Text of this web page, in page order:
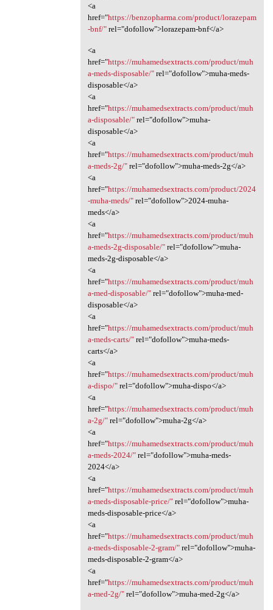
<a
href="https://benzopharma.com/product/lorazepam
-bnf/"rel="dofollow">lorazepam-bnf</a>
<a
href="https://muhamedsextracts.com/product/muh
a-meds-disposable/"rel="dofollow">muha-meds-
disposable</a>
<a
href="https://muhamedsextracts.com/product/muh
a-disposable/"rel="dofollow">muha-
disposable</a>
<a
href="https://muhamedsextracts.com/product/muh
a-meds-2g/"rel="dofollow">muha-meds-2g</a>
<a
href="https://muhamedsextracts.com/product/2024
-muha-meds/"rel="dofollow">2024-muha-
meds</a>
<a
href="https://muhamedsextracts.com/product/muh
a-meds-2g-disposable/"rel="dofollow">muha-
meds-2g-disposable</a>
<a
href="https://muhamedsextracts.com/product/muh
a-med-disposable/"rel="dofollow">muha-med-
disposable</a>
<a
href="https://muhamedsextracts.com/product/muh
a-meds-carts/"rel="dofollow">muha-meds-
carts</a>
<a
href="https://muhamedsextracts.com/product/muh
a-dispo/"rel="dofollow">muha-dispo</a>
<a
href="https://muhamedsextracts.com/product/muh
a-2g/"rel="dofollow">muha-2g</a>
<a
href="https://muhamedsextracts.com/product/muh
a-meds-2024/"rel="dofollow">muha-meds-
2024</a>
<a
href="https://muhamedsextracts.com/product/muh
a-meds-disposable-price/"rel="dofollow">muha-
meds-disposable-price</a>
<a
href="https://muhamedsextracts.com/product/muh
a-meds-disposable-2-gram/"rel="dofollow">muha-
meds-disposable-2-gram</a>
<a
href="https://muhamedsextracts.com/product/muh
a-med-2g/"rel="dofollow">muha-med-2g</a>